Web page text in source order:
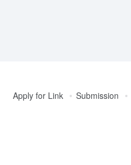
Apply for Link Submission